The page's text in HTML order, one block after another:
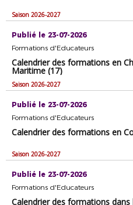
Saison 2026-2027
Publié le 23-07-2026
Formations d'Educateurs
Calendrier des formations en
Maritime (17)
Saison 2026-2027
Publié le 23-07-2026
Formations d'Educateurs
Calendrier des formations en
Saison 2026-2027
Publié le 23-07-2026
Formations d'Educateurs
Calendrier des formations dans